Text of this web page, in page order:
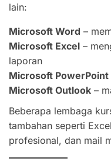
lain:
Microsoft Word –
Microsoft Excel –
laporan
Microsoft PowerPoint
Microsoft Outlook –
Beberapa lembaga
tambahan seperti
profesional, dan mail